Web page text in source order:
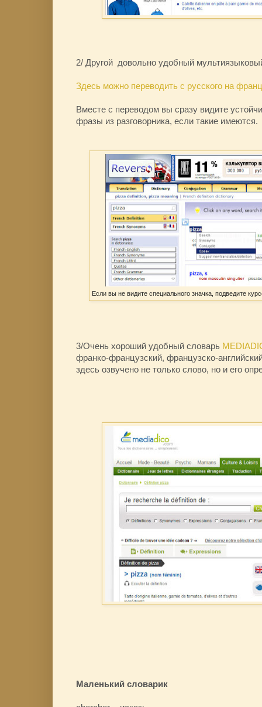
2/ Другой довольно удобный
Здесь можно переводить с русского на
Вместе с переводом вы сразу видите
фразы из разговорника, если такие имеются.
Если вы не видите специального значка, подведите
3/Очень хороший удобный словарь
франко-французский, французско-
здесь озвучено не только слово, но и его
Маленький словарик